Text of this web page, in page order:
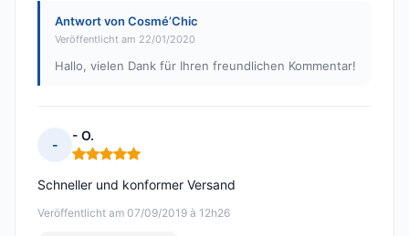
Antwort von Cosmé’Chic
Veröffentlicht am 22/01/2020
Hallo, vielen Dank für Ihren freundlichen Kommentar!
-
- O.
Hinweis: 5 von 5
Veröffentlicht am 07/09/2019 à 12h26
Schneller und konformer Versand